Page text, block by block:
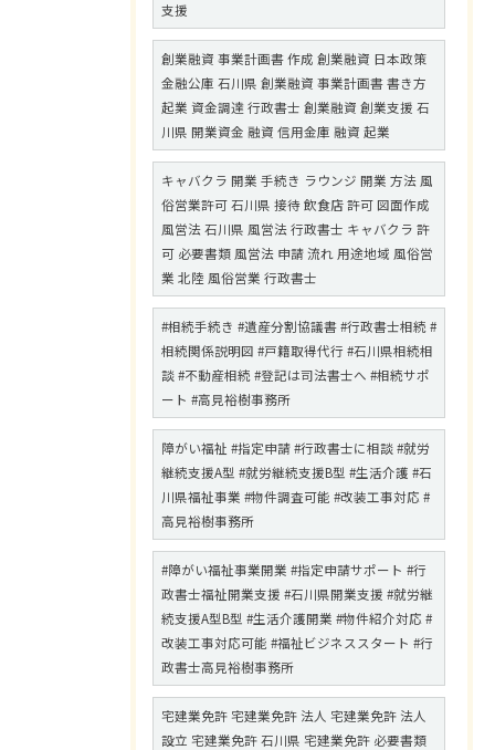
支援
創業融資 事業計画書 作成 創業融資 日本政策
金融公庫 石川県 創業融資 事業計画書 書き方
起業 資金調達 行政書士 創業融資 創業支援 石
川県 開業資金 融資 信用金庫 融資 起業
キャバクラ 開業 手続き ラウンジ 開業 方法 風
俗営業許可 石川県 接待 飲食店 許可 図面作成
風営法 石川県 風営法 行政書士 キャバクラ 許
可 必要書類 風営法 申請 流れ 用途地域 風俗営
業 北陸 風俗営業 行政書士
#相続手続き #遺産分割協議書 #行政書士相続 #
相続関係説明図 #戸籍取得代行 #石川県相続相
談 #不動産相続 #登記は司法書士へ #相続サポ
ート #高見裕樹事務所
障がい福祉 #指定申請 #行政書士に相談 #就労
継続支援A型 #就労継続支援B型 #生活介護 #石
川県福祉事業 #物件調査可能 #改装工事対応 #
高見裕樹事務所
#障がい福祉事業開業 #指定申請サポート #行
政書士福祉開業支援 #石川県開業支援 #就労継
続支援A型B型 #生活介護開業 #物件紹介対応 #
改装工事対応可能 #福祉ビジネススタート #行
政書士高見裕樹事務所
宅建業免許 宅建業免許 法人 宅建業免許 法人
設立 宅建業免許 石川県 宅建業免許 必要書類